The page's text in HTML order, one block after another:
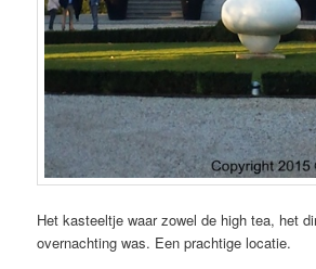
Het kasteeltje waar zowel de high tea, het
overnachting was. Een prachtige locatie.